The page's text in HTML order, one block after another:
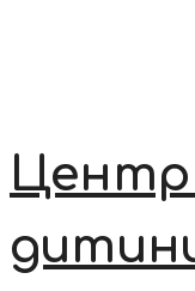
Центр